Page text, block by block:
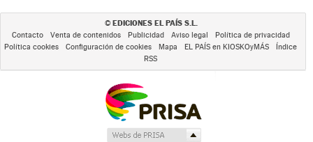
© EDICIONES EL PAÍS S.L.
Contacto Venta de contenidos Publicidad Aviso legal
Política de privacidad
Política cookies
Configuración de cookies Mapa EL PAÍS en KIOSKOyMÁS
Índice
RSS